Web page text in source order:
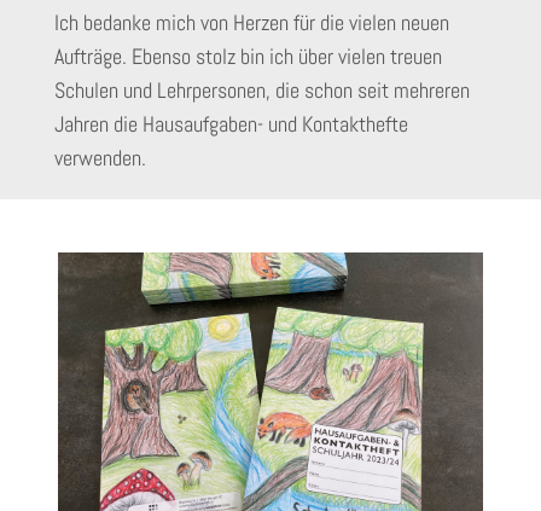
Ich bedanke mich von Herzen für die vielen neuen
Aufträge. Ebenso stolz bin ich über vielen treuen
Schulen und Lehrpersonen, die schon seit mehreren
Jahren die Hausaufgaben- und Kontakthefte
verwenden.